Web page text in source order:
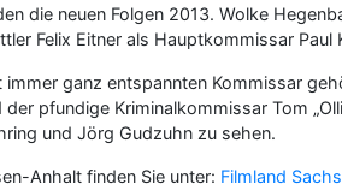
die neuen Folgen 2013. Wolke
Felix Eitner als Hauptkommissar
ganz entspannten Kommissar
pfundige Kriminalkommissar Tom
und Jörg Gudzuhn zu sehen.
Anhalt finden Sie unter: Filmland